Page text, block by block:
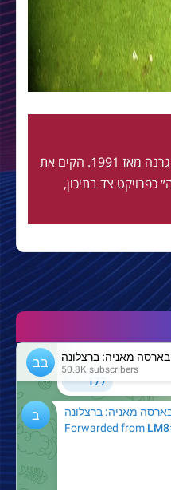
חי ונושם בלאוגרנה מאז 1991. הקים את
כפרויקט צד בתיכון,